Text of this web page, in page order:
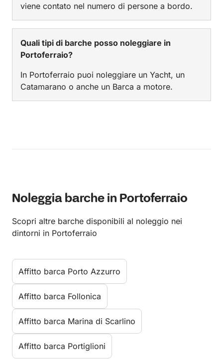
viene contato nel numero di persone a bordo.
Quali tipi di barche posso noleggiare in
Portoferraio?
In Portoferraio puoi noleggiare un Yacht, un
Catamarano o anche un Barca a motore.
Noleggia barche in Portoferraio
Scopri altre barche disponibili al noleggio nei
dintorni in Portoferraio
Affitto barca Porto Azzurro
Affitto barca Follonica
Affitto barca Marina di Scarlino
Affitto barca Portiglioni